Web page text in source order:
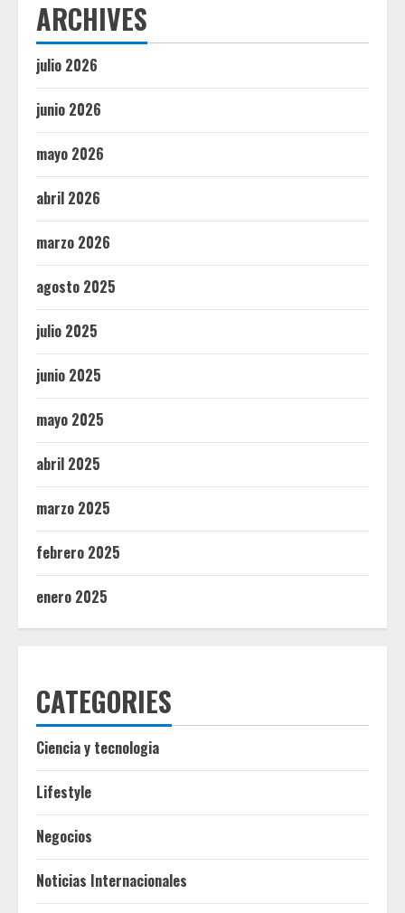
ARCHIVES
julio 2026
junio 2026
mayo 2026
abril 2026
marzo 2026
agosto 2025
julio 2025
junio 2025
mayo 2025
abril 2025
marzo 2025
febrero 2025
enero 2025
CATEGORIES
Ciencia y tecnologia
Lifestyle
Negocios
Noticias Internacionales